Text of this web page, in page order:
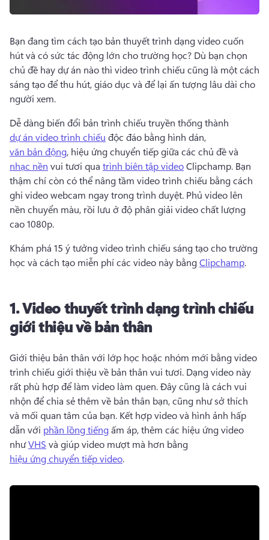
Bạn đang tìm cách tạo bản thuyết trình dạng video cuốn
hút và có sức tác động lớn cho trường học? Dù bạn chọn
chủ đề hay dự án nào thì video trình chiếu cũng là một cách
sáng tạo để thu hút, giáo dục và để lại ấn tượng lâu dài cho
người xem.
Dễ dàng biến đổi bản trình chiếu truyền thống thành
dự án video trình chiếu độc đáo bằng hình dán,
văn bản động, hiệu ứng chuyển tiếp giữa các chủ đề và
nhạc nền vui tươi qua trình biên tập video Clipchamp. Bạn
thậm chí còn có thể nâng tầm video trình chiếu bằng cách
ghi video webcam ngay trong trình duyệt. Phủ video lên
nền chuyển màu, rồi lưu ở độ phân giải video chất lượng
cao 1080p.
Khám phá 15 ý tưởng video trình chiếu sáng tạo cho trường
học và cách tạo miễn phí các video này bằng Clipchamp.
1.Video thuyết trình dạng trình chiếu
giới thiệu về bản thân
Giới thiệu bản thân với lớp học hoặc nhóm mới bằng video
trình chiếu giới thiệu về bản thân vui tươi. Dạng video này
rất phù hợp để làm video làm quen. Đây cũng là cách vui
nhộn để chia sẻ thêm về bản thân bạn, cũng như sở thích
và mối quan tâm của bạn. Kết hợp video và hình ảnh hấp
dẫn với phần lồng tiếng ấm áp, thêm các hiệu ứng video
như VHS và giúp video mượt mà hơn bằng
hiệu ứng chuyển tiếp video.